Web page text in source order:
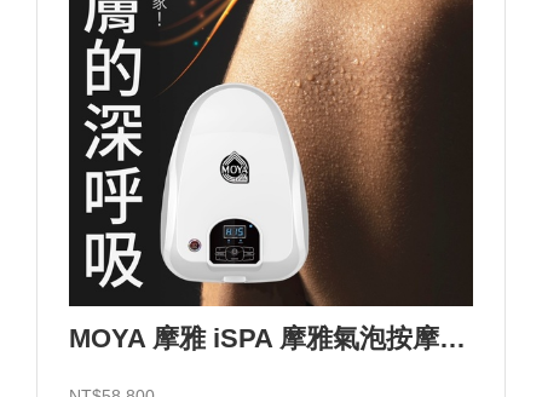
MOYA 摩雅 iSPA 摩雅氣泡按摩浴設備/110V